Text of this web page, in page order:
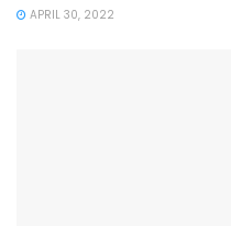
APRIL 30, 2022